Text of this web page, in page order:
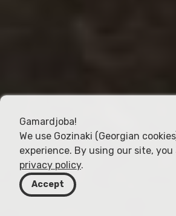
Gamardjoba!
We use Gozinaki (Georgian
experience. By using our site,
privacy policy.
Accept